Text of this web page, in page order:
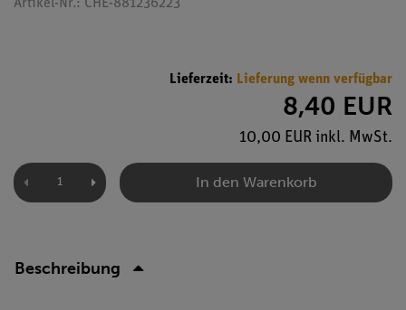
Artikel-Nr.: CHE-881236223
Lieferzeit: Lieferung wenn verfügbar
8,40 EUR
10,00 EUR inkl. MwSt.
In den Warenkorb
Beschreibung